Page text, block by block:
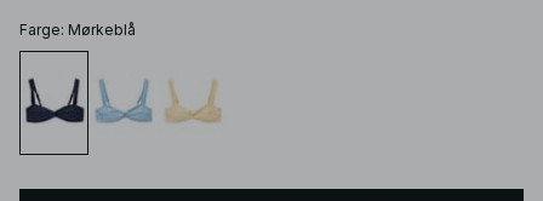
Farge: Mørkeblå